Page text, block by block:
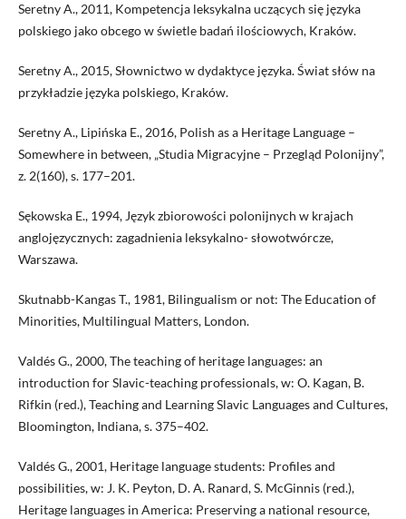
Seretny A., 2011, Kompetencja leksykalna uczących się języka
polskiego jako obcego w świetle badań ilościowych, Kraków.
Seretny A., 2015, Słownictwo w dydaktyce języka. Świat słów na
przykładzie języka polskiego, Kraków.
Seretny A., Lipińska E., 2016, Polish as a Heritage Language –
Somewhere in between, „Studia Migracyjne – Przegląd Polonijny”,
z. 2(160), s. 177–201.
Sękowska E., 1994, Język zbiorowości polonijnych w krajach
anglojęzycznych: zagadnienia leksykalno- słowotwórcze,
Warszawa.
Skutnabb-Kangas T., 1981, Bilingualism or not: The Education of
Minorities, Multilingual Matters, London.
Valdés G., 2000, The teaching of heritage languages: an
introduction for Slavic-teaching professionals, w: O. Kagan, B.
Rifkin (red.), Teaching and Learning Slavic Languages and Cultures,
Bloomington, Indiana, s. 375–402.
Valdés G., 2001, Heritage language students: Profiles and
possibilities, w: J. K. Peyton, D. A. Ranard, S. McGinnis (red.),
Heritage languages in America: Preserving a national resource,